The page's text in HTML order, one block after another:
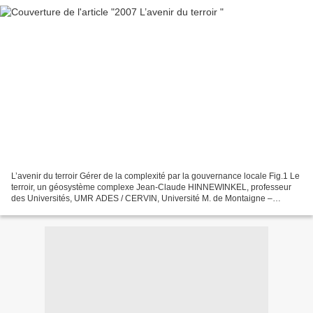
L’avenir du terroir Gérer de la complexité par la gouvernance locale Fig.1 Le
terroir, un géosystème complexe Jean-Claude HINNEWINKEL, professeur
des Universités, UMR ADES / CERVIN, Université M. de Montaigne –